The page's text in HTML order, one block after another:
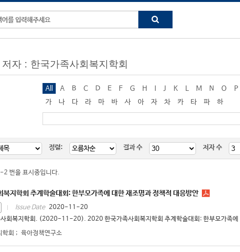
자 : 한국가족사회복지학회
All A B C D E F G H J K M N O P
가
나 다 라 마 바 사 아 자 차 카 타 파
하
정렬: 결과 수 저자 수
2 번을 표시중입니다.
지학회 추계학술대회: 한부모가족에 대한 재조명과 정책적 대응방안
Issue Date 2020-11-20
사회복지학회. (2020-11-20). 2020 한국가족사회복지학회 추계학술대회: 한부모가족
학회 ; 육아정책연구소